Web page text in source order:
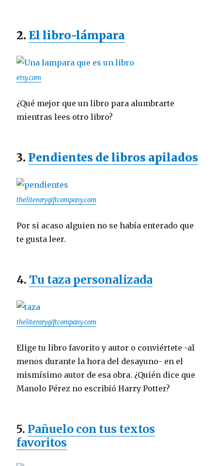
2. El libro-lámpara
etsy.com
¿Qué mejor que un libro para alumbrarte
mientras lees otro libro?
3. Pendientes de libros apilados
theliterarygiftcompany.com
Por si acaso alguien no se había enterado que
te gusta leer.
4. Tu taza personalizada
theliterarygiftcompany.com
Elige tu libro favorito y autor o conviértete -al
menos durante la hora del desayuno- en el
mismísimo autor de esa obra. ¿Quién dice que
Manolo Pérez no escribió Harry Potter?
5. Pañuelo con tus textos
favoritos